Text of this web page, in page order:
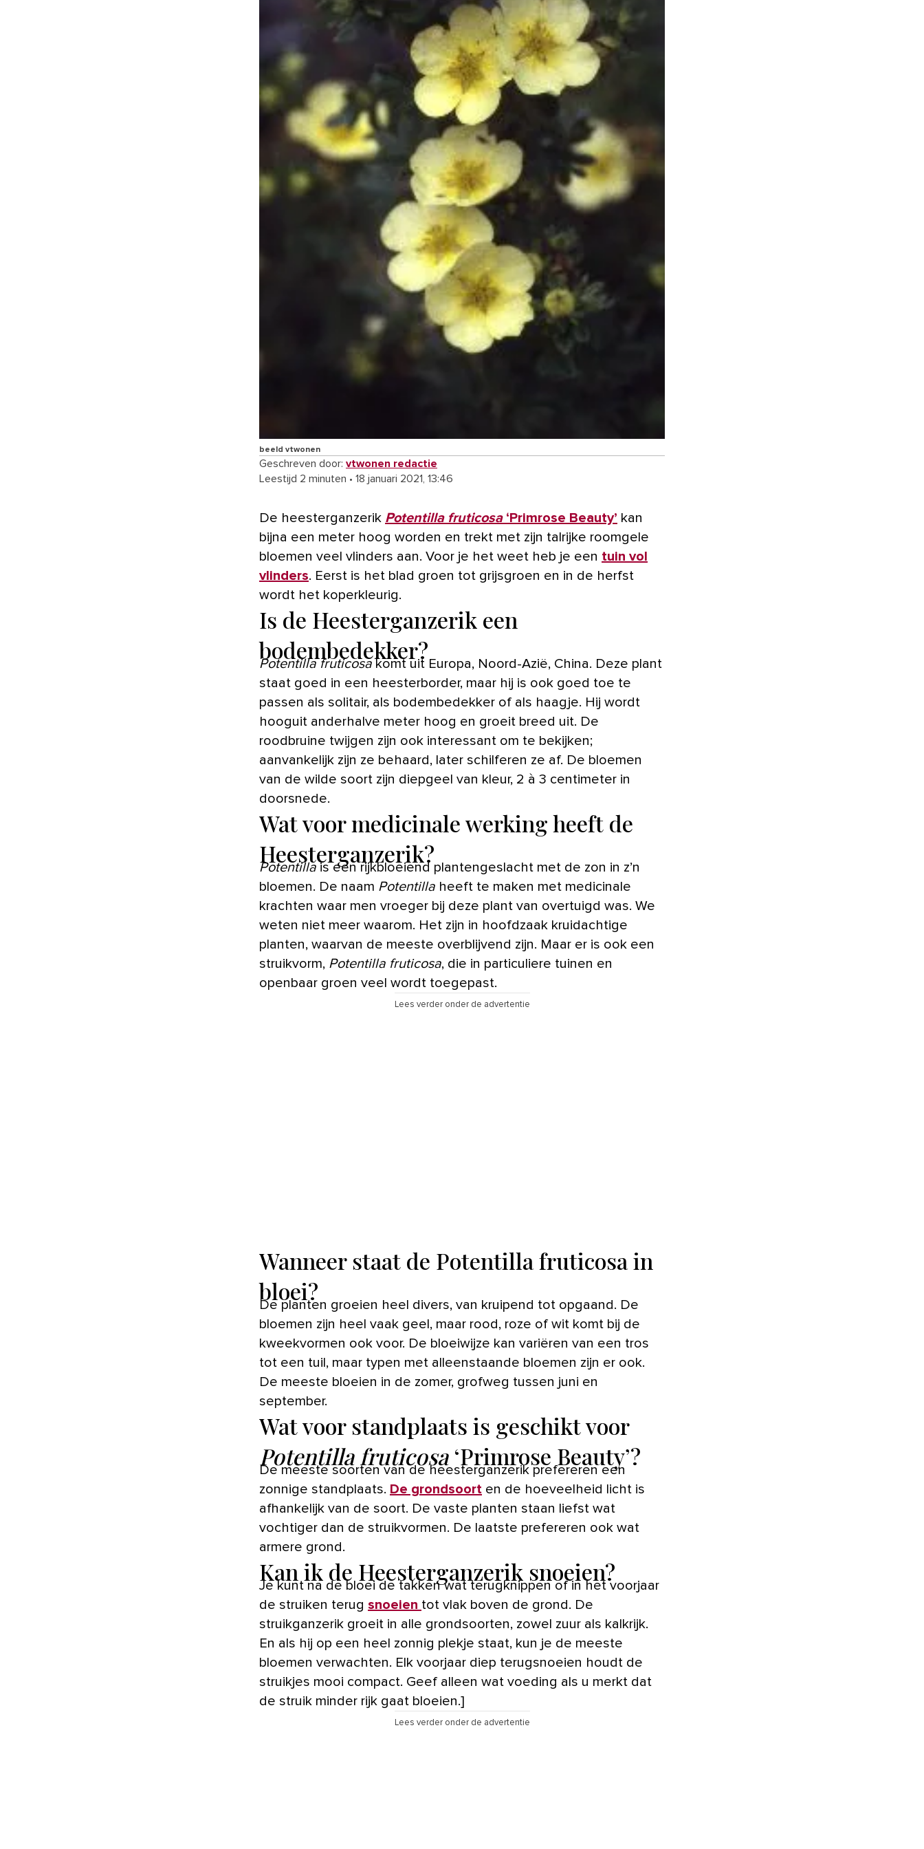
beeld vtwonen
Geschreven door: vtwonen redactie
Leestijd 2 minuten • 18 januari 2021, 13:46
De heesterganzerik Potentilla fruticosa‘Primrose Beauty’ kan
bijna een meter hoog worden en trekt met zijn talrijke roomgele
bloemen veel vlinders aan. Voor je het weet heb je een tuin vol
vlinders. Eerst is het blad groen tot grijsgroen en in de herfst
wordt het koperkleurig.
Is de Heesterganzerik een
bodembedekker?
Potentilla fruticosa komt uit Europa, Noord-Azië, China. Deze plant
staat goed in een heesterborder, maar hij is ook goed toe te
passen als solitair, als bodembedekker of als haagje. Hij wordt
hooguit anderhalve meter hoog en groeit breed uit. De
roodbruine twijgen zijn ook interessant om te bekijken;
aanvankelijk zijn ze behaard, later schilferen ze af. De bloemen
van de wilde soort zijn diepgeel van kleur, 2 à 3 centimeter in
doorsnede.
Wat voor medicinale werking heeft de
Heesterganzerik?
Potentilla is een rijkbloeiend plantengeslacht met de zon in z’n
bloemen. De naam Potentilla heeft te maken met medicinale
krachten waar men vroeger bij deze plant van overtuigd was. We
weten niet meer waarom. Het zijn in hoofdzaak kruidachtige
planten, waarvan de meeste overblijvend zijn. Maar er is ook een
struikvorm, Potentilla fruticosa, die in particuliere tuinen en
openbaar groen veel wordt toegepast.
Lees verder onder de advertentie
Wanneer staat de Potentilla fruticosa in
bloei?
De planten groeien heel divers, van kruipend tot opgaand. De
bloemen zijn heel vaak geel, maar rood, roze of wit komt bij de
kweekvormen ook voor. De bloeiwijze kan variëren van een tros
tot een tuil, maar typen met alleenstaande bloemen zijn er ook.
De meeste bloeien in de zomer, grofweg tussen juni en
september.
Wat voor standplaats is geschikt voor
Potentilla fruticosa‘Primrose Beauty’?
De meeste soorten van de heesterganzerik prefereren een
zonnige standplaats. De grondsoort en de hoeveelheid licht is
afhankelijk van de soort. De vaste planten staan liefst wat
vochtiger dan de struikvormen. De laatste prefereren ook wat
armere grond.
Kan ik de Heesterganzerik snoeien?
Je kunt na de bloei de takken wat terugknippen of in het voorjaar
de struiken terug snoeien tot vlak boven de grond. De
struikganzerik groeit in alle grondsoorten, zowel zuur als kalkrijk.
En als hij op een heel zonnig plekje staat, kun je de meeste
bloemen verwachten. Elk voorjaar diep terugsnoeien houdt de
struikjes mooi compact. Geef alleen wat voeding als u merkt dat
de struik minder rijk gaat bloeien.]
Lees verder onder de advertentie